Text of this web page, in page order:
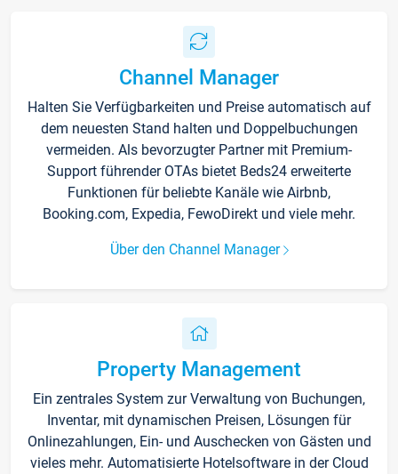
Channel Manager
Halten Sie Verfügbarkeiten und Preise automatisch auf
dem neuesten Stand halten und Doppelbuchungen
vermeiden. Als bevorzugter Partner mit Premium-
Support führender OTAs bietet Beds24 erweiterte
Funktionen für beliebte Kanäle wie Airbnb,
Booking.com, Expedia, FewoDirekt und viele mehr.
Über den Channel Manager
Property Management
Ein zentrales System zur Verwaltung von Buchungen,
Inventar, mit dynamischen Preisen, Lösungen für
Onlinezahlungen, Ein- und Auschecken von Gästen und
vieles mehr. Automatisierte Hotelsoftware in der Cloud